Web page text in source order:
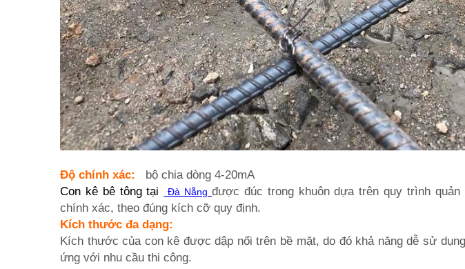
Độ chính xác:
bộ chia dòng 4-20mA
Con kê bê tông tại Đà Nẵng được đúc trong khuôn dựa trên quy trình
chính xác, theo đúng kích cỡ quy định.
Kích thước đa dạng:
Kích thước của con kê được dập nổi trên bề mặt, do đó khả năng dễ sử
ứng với nhu cầu thi công.